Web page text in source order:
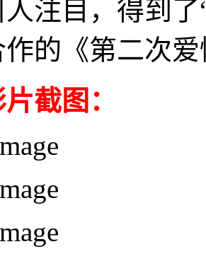
人注目，得到
作的《第二次
截图：